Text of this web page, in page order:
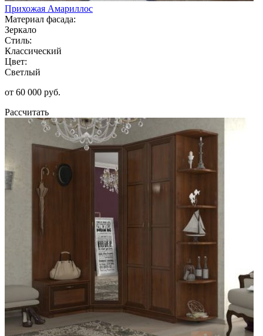
Прихожая Амариллос
Материал фасада:
Зеркало
Стиль:
Классический
Цвет:
Светлый
от 60 000 руб.
Рассчитать